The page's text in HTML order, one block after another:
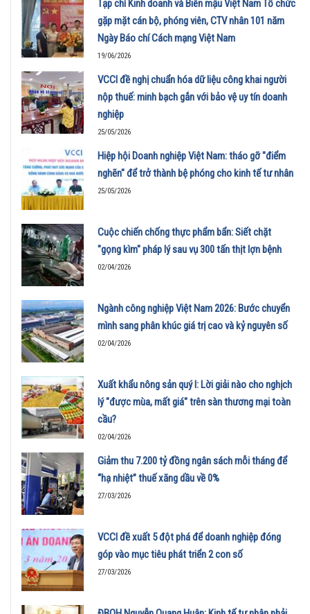
Tạp chí Kinh doanh và Biên mậu Việt Nam Tổ chức
gặp mặt cán bộ, phóng viên, CTV nhân 101 năm
Ngày Báo chí Cách mạng Việt Nam
19/06/2026
VCCI đề nghị chuẩn hóa dữ liệu công khai người
nộp thuế: minh bạch gắn với bảo vệ uy tín doanh
nghiệp
25/05/2026
Hiệp hội Doanh nghiệp Việt Nam: tháo gỡ "điểm
nghẽn" để trở thành bệ phóng cho kinh tế tư nhân
25/05/2026
Cuộc chiến chống thực phẩm bẩn: Siết chặt
"gọng kìm" pháp lý sau vụ 300 tấn thịt lợn bệnh
02/04/2026
Ngành công nghiệp Việt Nam 2026: Bước chuyển
mình sang phân khúc giá trị cao và kỷ nguyên số
02/04/2026
Xuất khẩu nông sản quý I: Lời giải nào cho nghịch
lý "được mùa, mất giá" trên sàn thương mại toàn
cầu?
02/04/2026
Giảm thu 7.200 tỷ đồng ngân sách mỗi tháng để
“hạ nhiệt” thuế xăng dầu về 0%
27/03/2026
VCCI đề xuất 5 đột phá để doanh nghiệp đóng
góp vào mục tiêu phát triển 2 con số
27/03/2026